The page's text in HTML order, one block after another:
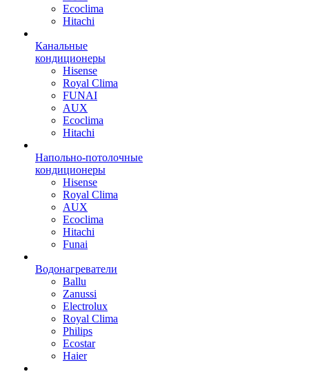
Ecoclima
Hitachi
Канальные
кондиционеры
Hisense
Royal Clima
FUNAI
AUX
Ecoclima
Hitachi
Напольно-потолочные
кондиционеры
Hisense
Royal Clima
AUX
Ecoclima
Hitachi
Funai
Водонагреватели
Ballu
Zanussi
Electrolux
Royal Clima
Philips
Ecostar
Haier